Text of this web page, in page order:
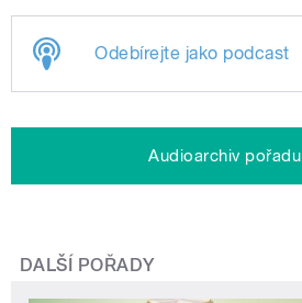
Odebírejte jako podcast
Audioarchiv pořadu
DALŠÍ POŘADY